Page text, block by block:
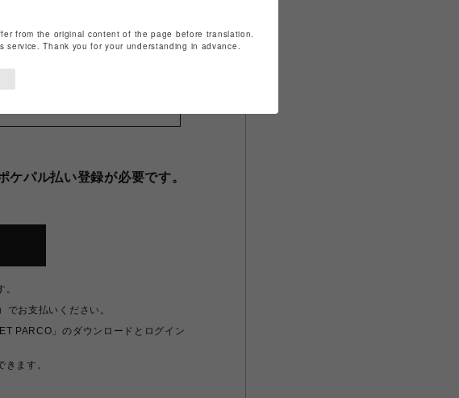
セゾンカード
パル払い登録が必要です。
お支払いください。
PARCO」のダウンロードとログイン
ます。
from the original content of the page before translation.
Thank you for your understanding in advance.